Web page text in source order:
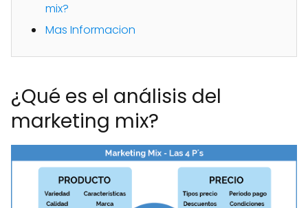
mix?
Mas Informacion
¿Qué es el análisis del
marketing mix?